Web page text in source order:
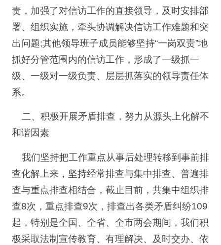
责，加强了对信访工作的直接领导，及时安排部
署、组织实施，牵头协调解决信访工作难题和突
出问题;其他领导班子成员能够坚持“一岗双责”地
抓好分管范围内的信访工作，形成了一级抓一
级、一级对一级负责、层层抓落实的领导责任体
系。
二、积极开展矛盾排查，努力从源头上化解不
和谐因素
我们坚持把工作重点从事后处理转移到事前排
查化解上来，坚持经常排查与集中排查、普遍排
查与重点排查相结合，截止目前，共集中组织排
查8次，重点排查9次，排查出各类矛盾纠纷109
起，特别是全国、全省、全市两会期间，我们积
极采取法制宣传教育、有理解决、及时交办、依